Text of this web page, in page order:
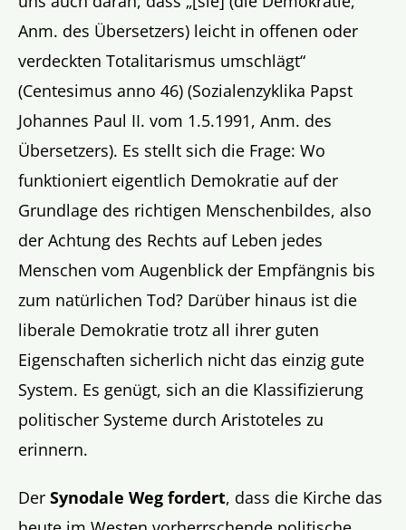
Anm. des Übersetzers) leicht in offenen oder
verdeckten Totalitarismus umschlägt“
(Centesimus anno 46) (Sozialenzyklika Papst
Johannes Paul II. vom 1.5.1991, Anm. des
Übersetzers). Es stellt sich die Frage: Wo
funktioniert eigentlich Demokratie auf der
Grundlage des richtigen Menschenbildes, also
der Achtung des Rechts auf Leben jedes
Menschen vom Augenblick der Empfängnis bis
zum natürlichen Tod? Darüber hinaus ist die
liberale Demokratie trotz all ihrer guten
Eigenschaften sicherlich nicht das einzig gute
System. Es genügt, sich an die Klassifizierung
politischer Systeme durch Aristoteles zu
erinnern.
Der Synodale Weg fordert, dass die Kirche das